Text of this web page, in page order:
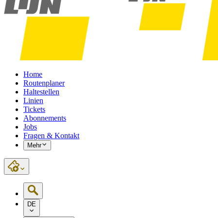
Home
Routenplaner
Haltestellen
Linien
Tickets
Abonnements
Jobs
Fragen & Kontakt
Mehr
DE